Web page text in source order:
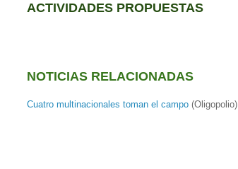
ACTIVIDADES PROPUESTAS
NOTICIAS RELACIONADAS
Cuatro multinacionales toman el campo (Oligopolio)